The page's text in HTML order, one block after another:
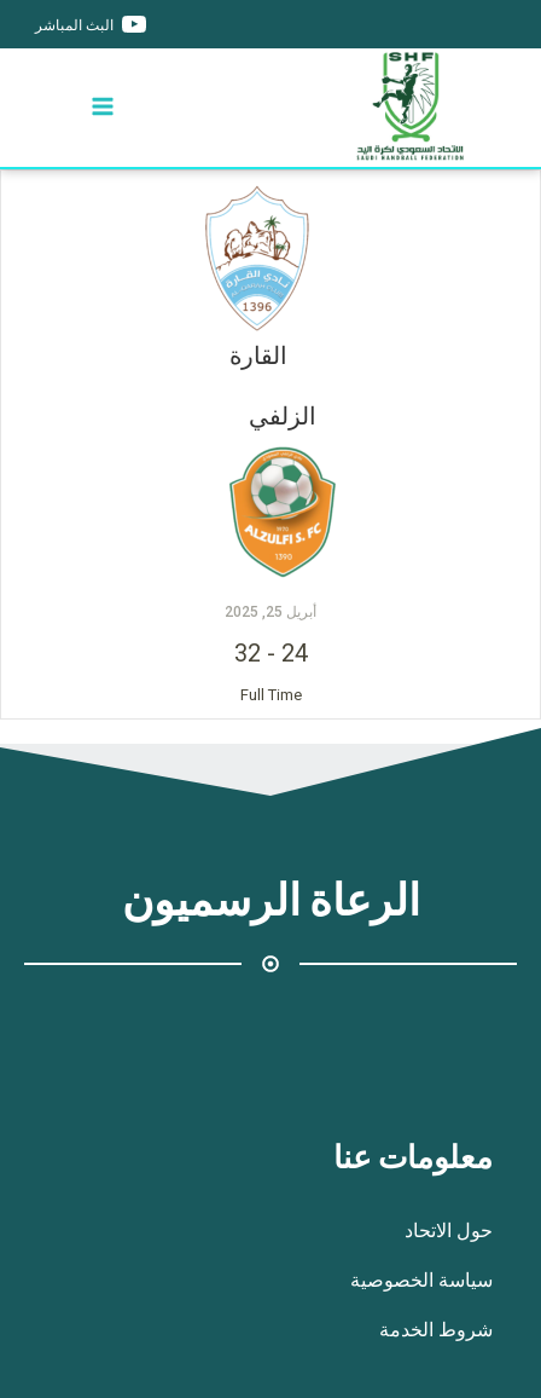
البث المباشر
القارة
الزلفي
أبريل 25, 2025
24
-
32
Full Time
الرعاة الرسميون
معلومات عنا
حول الاتحاد
سياسة الخصوصية
شروط الخدمة